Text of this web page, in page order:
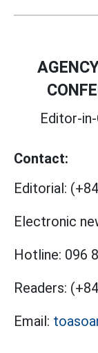
Editor-
Contact:
Editorial:
Electronic
Hotline: 096
Readers:
Email: